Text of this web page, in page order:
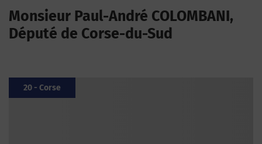
Monsieur Paul-André COLOMBANI,
Député de Corse-du-Sud
20 - Corse